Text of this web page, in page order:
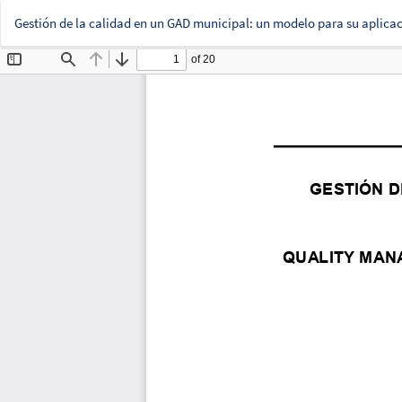
Gestión de la calidad en un GAD municipal: un modelo para su